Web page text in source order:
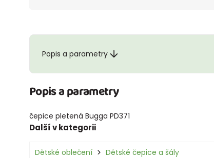
Popis a parametry
Popis a parametry
čepice pletená Bugga PD371
Další v kategorii
Dětské oblečení Dětské čepice a šály